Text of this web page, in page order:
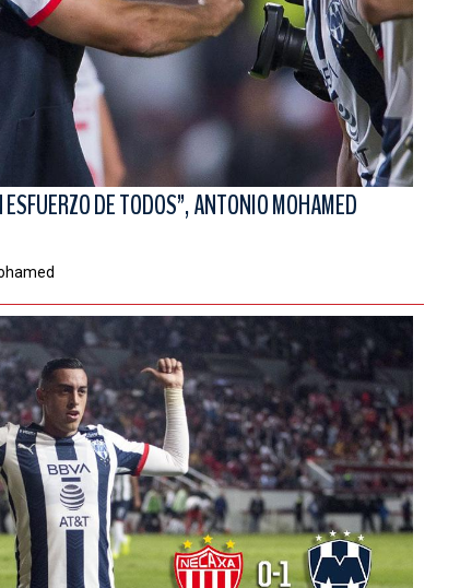
DE TODOS”, ANTONIO MOHAMED